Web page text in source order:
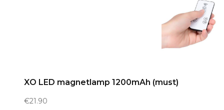
XO LED magnetlamp 1200mAh (must)
€21.90